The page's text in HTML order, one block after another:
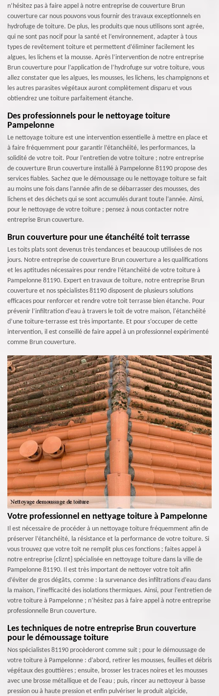
n’hésitez pas à faire appel à notre entreprise de couverture Brun
couverture car nous pouvons vous fournir des travaux exceptionnels en
hydrofuge de toiture. De plus, les produits que nous utilisons sont agrée,
qui ne sont pas nocif pour la santé et l’environnement, adapter à tous
types de revêtement toiture et permettent d’éliminer facilement les
algues, les lichens et la mousse. Après l’intervention de notre entreprise
Brun couverture pour l’application de l’hydrofuge sur votre toiture, vous
allez constater que les algues, les mousses, les lichens, les champignons et
les autres parasites végétaux auront complètement disparu et vous
obtiendrez une toiture parfaitement étanche.
Des professionnels pour le nettoyage toiture
Pampelonne
Le nettoyage toiture est une intervention essentielle à mettre en place et
à faire fréquemment pour garantir l’étanchéité, les performances, la
solidité de votre toit. Pour l’entretien de votre toiture ; notre entreprise
de couverture Brun couverture installé à Pampelonne 81190 propose des
services fiables. Sachez que le démoussage ou le nettoyage toiture se fait
au moins une fois dans l’année afin de se débarrasser des mousses, des
lichens et des déchets qui se sont accumulés durant toute l’année. Ainsi,
pour le nettoyage de votre toiture ; pensez à nous contacter notre
entreprise Brun couverture.
Brun couverture pour une étanchéité toit terrasse
Les toits plats sont devenus très tendances et beaucoup utilisées de nos
jours. Notre entreprise de couverture Brun couverture a les qualifications
et les aptitudes nécessaires pour rendre l’étanchéité de votre toiture à
Pampelonne 81190. Expert en travaux de toiture, notre entreprise Brun
couverture et nos spécialistes 81190 disposent de plusieurs solutions
efficaces pour renforcer et rendre votre toit terrasse bien étanche. Pour
prévenir l’infiltration d’eau à travers le toit de votre maison, l'étanchéité
d’une toiture-terrasse est très importante. Et pour s’occuper de cette
intervention, il est conseillé de faire appel à un professionnel expérimenté
comme Brun couverture.
Votre professionnel en nettyage toiture à Pampelonne
Il est nécessaire de procéder à un nettoyage toiture fréquemment afin de
préserver l’étanchéité, la résistance et la performance de votre toiture. Si
vous trouvez que votre toit ne remplit plus ces fonctions ; faites appel à
notre entreprise {cliznt} spécialisée en nettoyage toiture dans la ville de
Pampelonne 81190. Il est très important de nettoyer votre toit afin
d’éviter de gros dégâts, comme : la survenance des infiltrations d’eau dans
la maison, l’inefficacité des isolations thermiques. Ainsi, pour l’entretien de
votre toiture à Pampelonne ; n’hésitez pas à faire appel à notre entreprise
professionnelle Brun couverture.
Les techniques de notre entreprise Brun couverture
pour le démoussage toiture
Nos spécialistes 81190 procèderont comme suit ; pour le démoussage de
votre toiture à Pampelonne : d’abord, retirer les mousses, feuilles et débris
végétaux des gouttières ; ensuite, brosser les traces noires et les mousses
avec une brosse métallique et de l'eau ; puis, rincer au nettoyeur à basse
pression ou à haute pression et enfin pulvériser le produit algicide,